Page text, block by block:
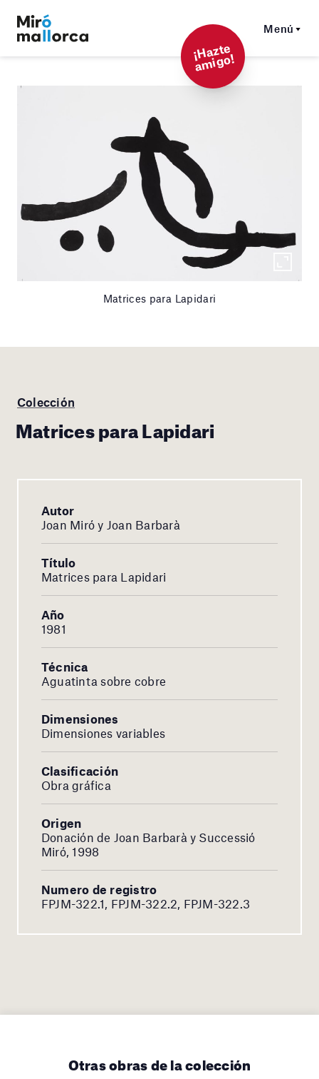
Menú
¡
Hazt
e
a
mi
g
o!
Matrices para Lapidari
Colección
Matrices para Lapidari
Autor
Joan Miró y Joan Barbarà
Título
Matrices para Lapidari
Año
1981
Técnica
Aguatinta sobre cobre
Dimensiones
Dimensiones variables
Clasificación
Obra gráfica
Origen
Donación de Joan Barbarà y Successió
Miró, 1998
Numero de registro
FPJM-322.1, FPJM-322.2, FPJM-322.3
Otras obras de la colección